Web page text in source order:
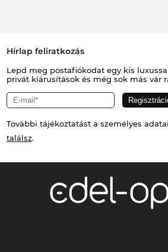
Hírlap feliratkozás
Lepd meg postafiókodat egy kis
privát kiárusítások és még sok más vár
További tájékoztatást a személyes
találsz.